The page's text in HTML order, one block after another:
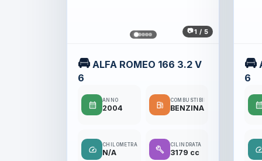
1 / 5
🚘 ALFA ROMEO 166 3.2 V
6
calendar_month
ANNO
2004 local_gas_station
COMBUSTIBILE
BENZINA
speed
CHILOMETRAGGIO
N/A build
CILINDRATA
3179 cc
🚘
6